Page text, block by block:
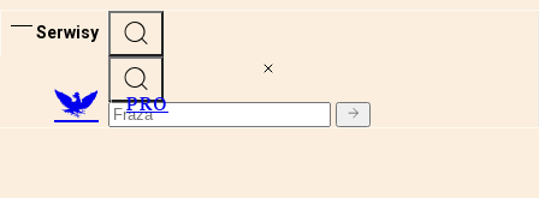
Serwisy
PRO